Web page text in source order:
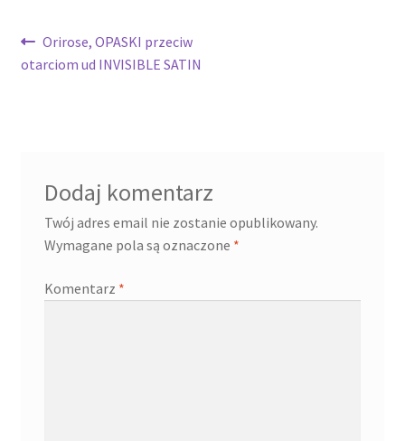
Nawigacja
wpisu
Poprzedni
wpis:
Orirose, OPASKI przeciw
otarciom ud INVISIBLE SATIN
Dodaj komentarz
Twój adres email nie zostanie opublikowany.
Wymagane pola są oznaczone *
Komentarz *